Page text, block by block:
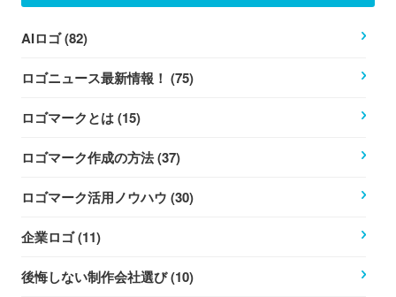
AIロゴ (82)
ロゴニュース最新情報！ (75)
ロゴマークとは (15)
ロゴマーク作成の方法 (37)
ロゴマーク活用ノウハウ (30)
企業ロゴ (11)
後悔しない制作会社選び (10)